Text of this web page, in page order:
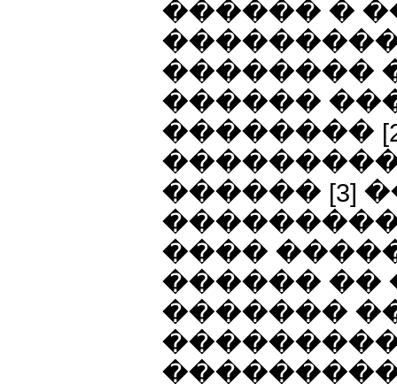
������ �
��������
������
��������
������ [3]
����
������ ��
�������